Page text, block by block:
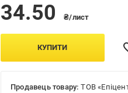
34.50 ₴/лист
КУПИТИ
Продавець товару: ТОВ